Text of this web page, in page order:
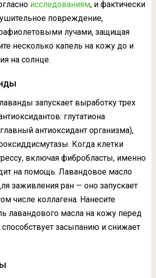
исследованиям, и фактически
повреждение,
лучами, защищая
несколько капель на кожу до и
на солнце.
запускает выработку трех
глутатиона
антиоксидант организма),
Когда клетки
включая фибробласты, именно
на помощь. Лавандовое масло
заживления ран — оно запускает
числе коллагена. Нанесите
лавандового масла на кожу перед
засыпанию и снижает